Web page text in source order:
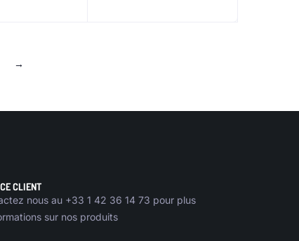
→
CLIENT
nous au +33 1 42 36 14 73 pour plus
sur nos produits